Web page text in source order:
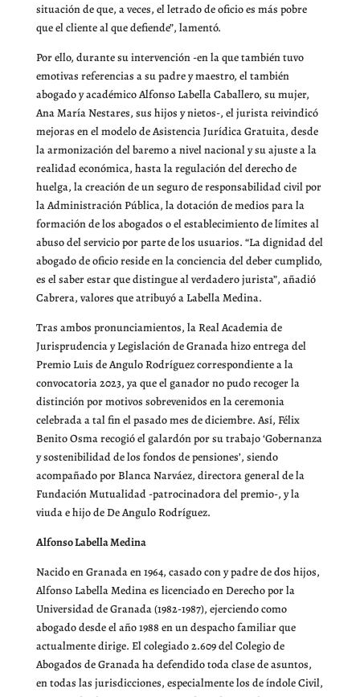
situación de que, a veces, el letrado de oficio es más pobre
que el cliente al que defiende”, lamentó.
Por ello, durante su intervención -en la que también tuvo
emotivas referencias a su padre y maestro, el también
abogado y académico Alfonso Labella Caballero, su mujer,
Ana María Nestares, sus hijos y nietos-, el jurista reivindicó
mejoras en el modelo de Asistencia Jurídica Gratuita, desde
la armonización del baremo a nivel nacional y su ajuste a la
realidad económica, hasta la regulación del derecho de
huelga, la creación de un seguro de responsabilidad civil por
la Administración Pública, la dotación de medios para la
formación de los abogados o el establecimiento de límites al
abuso del servicio por parte de los usuarios. “La dignidad del
abogado de oficio reside en la conciencia del deber cumplido,
es el saber estar que distingue al verdadero jurista”, añadió
Cabrera, valores que atribuyó a Labella Medina.
Tras ambos pronunciamientos, la Real Academia de
Jurisprudencia y Legislación de Granada hizo entrega del
Premio Luis de Angulo Rodríguez correspondiente a la
convocatoria 2023, ya que el ganador no pudo recoger la
distinción por motivos sobrevenidos en la ceremonia
celebrada a tal fin el pasado mes de diciembre. Así, Félix
Benito Osma recogió el galardón por su trabajo ‘Gobernanza
y sostenibilidad de los fondos de pensiones’, siendo
acompañado por Blanca Narváez, directora general de la
Fundación Mutualidad -patrocinadora del premio-, y la
viuda e hijo de De Angulo Rodríguez.
Alfonso Labella Medina
Nacido en Granada en 1964, casado con y padre de dos hijos,
Alfonso Labella Medina es licenciado en Derecho por la
Universidad de Granada (1982-1987), ejerciendo como
abogado desde el año 1988 en un despacho familiar que
actualmente dirige. El colegiado 2.609 del Colegio de
Abogados de Granada ha defendido toda clase de asuntos,
en todas las jurisdicciones, especialmente los de índole Civil,